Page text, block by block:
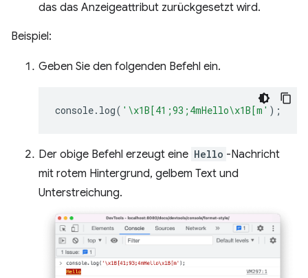
das das Anzeigeattribut zurückgesetzt wird.
Beispiel:
Geben Sie den folgenden Befehl ein.
console. log( '\x1B[41;93;4mHello\x1B[m' );
Der obige Befehl erzeugt eine Hello -Nachricht
mit rotem Hintergrund, gelbem Text und
Unterstreichung.